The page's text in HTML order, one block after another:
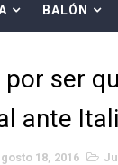
2026 BALÓN
por ser
ante
18, 2016